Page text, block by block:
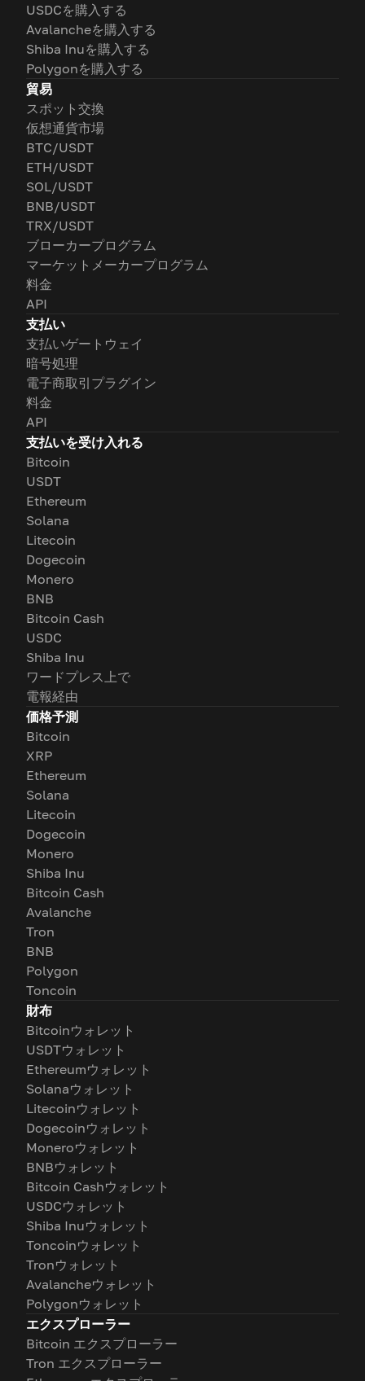
USDCを購入する
Avalancheを購入する
Shiba Inuを購入する
Polygonを購入する
貿易
スポット交換
仮想通貨市場
BTC/USDT
ETH/USDT
SOL/USDT
BNB/USDT
TRX/USDT
ブローカープログラム
マーケットメーカープログラム
料金
API
支払い
支払いゲートウェイ
暗号処理
電子商取引プラグイン
料金
API
支払いを受け入れる
Bitcoin
USDT
Ethereum
Solana
Litecoin
Dogecoin
Monero
BNB
Bitcoin Cash
USDC
Shiba Inu
ワードプレス上で
電報経由
価格予測
Bitcoin
XRP
Ethereum
Solana
Litecoin
Dogecoin
Monero
Shiba Inu
Bitcoin Cash
Avalanche
Tron
BNB
Polygon
Toncoin
財布
Bitcoinウォレット
USDTウォレット
Ethereumウォレット
Solanaウォレット
Litecoinウォレット
Dogecoinウォレット
Moneroウォレット
BNBウォレット
Bitcoin Cashウォレット
USDCウォレット
Shiba Inuウォレット
Toncoinウォレット
Tronウォレット
Avalancheウォレット
Polygonウォレット
エクスプローラー
Bitcoin エクスプローラー
Tron エクスプローラー